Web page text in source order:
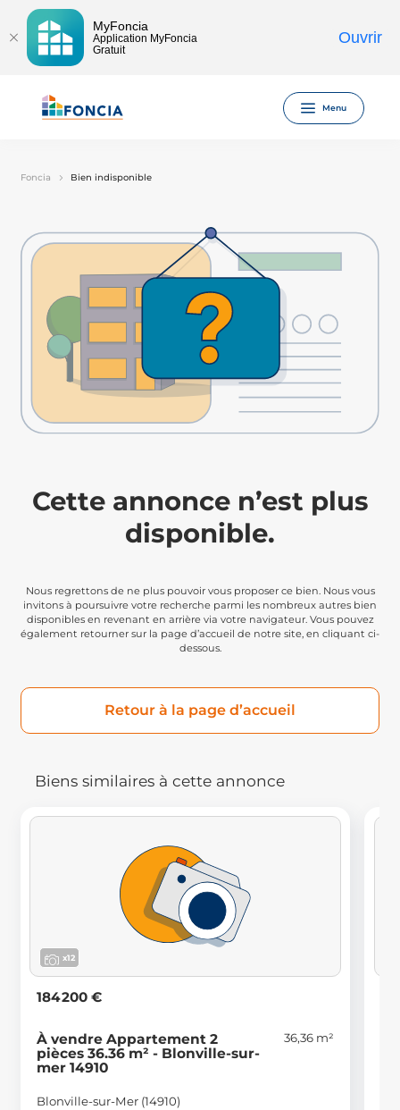
MyFoncia
Application MyFoncia
Gratuit
Ouvrir
Menu
Foncia Bien indisponible
Cette annonce n’est plus
disponible.
Nous regrettons de ne plus pouvoir vous proposer ce bien. Nous vous
invitons à poursuivre votre recherche parmi les nombreux autres bien
disponibles en revenant en arrière via votre navigateur. Vous pouvez
également retourner sur la page d’accueil de notre site, en cliquant ci-
dessous.
Retour à la page d’accueil
Biens similaires à cette annonce
x12
184 200 €
À vendre Appartement 2
pièces 36.36 m² - Blonville-sur-
mer 14910
36,36 m²
Blonville-sur-Mer (14910)